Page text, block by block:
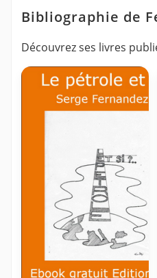
Bibliographie de
Découvrez ses livres